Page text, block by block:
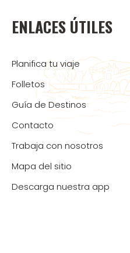
ENLACES ÚTILES
Planifica tu viaje
Folletos
Guía de Destinos
Contacto
Trabaja con nosotros
Mapa del sitio
Descarga nuestra app